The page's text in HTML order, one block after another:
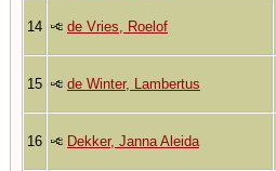
14 de Vries, Roelof
15 de Winter, Lambertus
16 Dekker, Janna Aleida